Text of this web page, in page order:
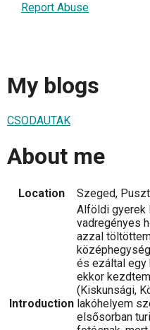
Report Abuse
My blogs
CSODAUTAK
About me
Location Szeged,
Introduction
Alföldi gyerek
vadregényes
azzal
és ezáltal egy
ekkor
(Kiskunsági,
lakóhelyem
elsősorban